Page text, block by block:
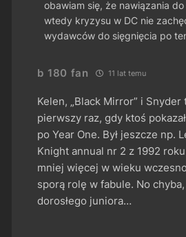
obawiam się, że nawiązania
wtedy kryzysu w DC nie
wydawców do sięgnięcia po
b 180 fan 11 lat temu
Kelen, „Black Mirror” i
pierwszy raz, gdy ktoś
po Year One. Był jeszcze np.
Knight annual nr 2 z 1992
mniej więcej w wieku
sporą rolę w fabule. No
dorosłego juniora…